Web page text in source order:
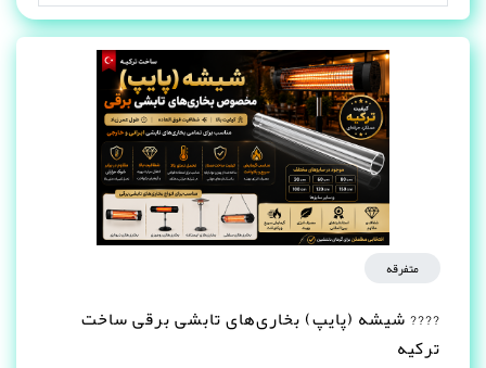
متفرقه
???? شیشه (پایپ) بخاری‌های تابشی برقی ساخت
ترکیه